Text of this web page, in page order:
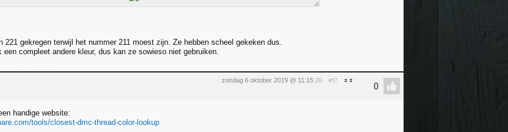
221 gekregen terwijl het nummer 211 moest zijn. Ze hebben scheel gekeken dus.
een compleet andere kleur, dus kan ze sowieso niet gebruiken.
zondag 6 oktober 2019 @ 11:15:26 #57
handige website:
tools/closest-dmc-thread-color-lookup